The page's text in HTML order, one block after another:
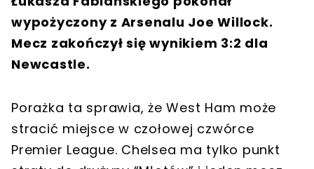
wypożyczony z Arsenalu Joe Willock.
Mecz zakończył się wynikiem 3:2 dla
Newcastle.
Porażka ta sprawia, że West Ham może
stracić miejsce w czołowej czwórce
Premier League. Chelsea ma tylko punkt